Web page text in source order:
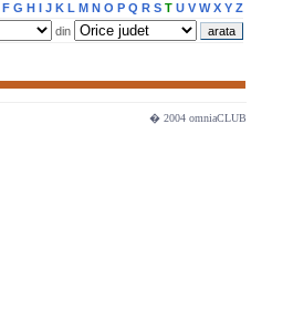
F G H I J K L M N O P Q R S T U V W X Y Z
din
� 2004 omniaCLUB